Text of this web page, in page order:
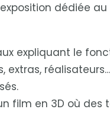
dédiée
expliquant le
extras,
film en 3D où